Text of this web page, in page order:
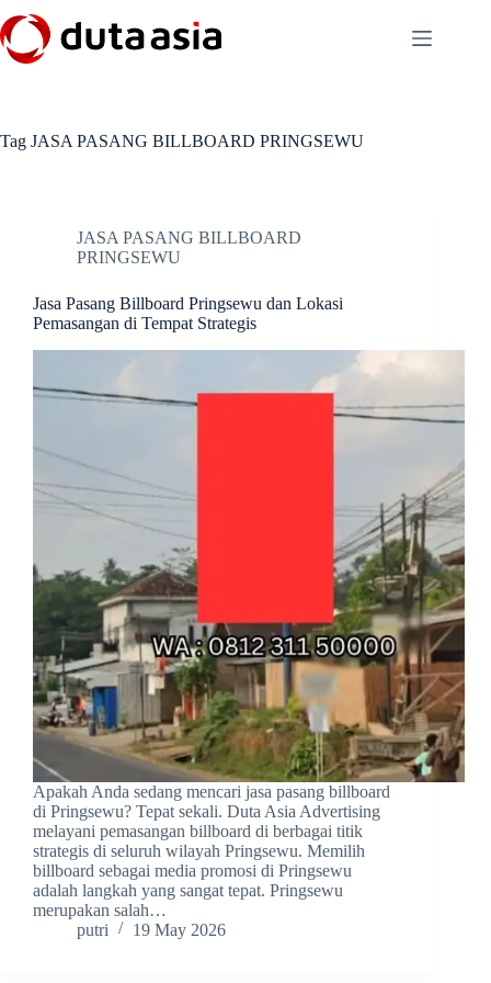
to
content
Tag JASA PASANG BILLBOARD PRINGSEWU
JASA PASANG BILLBOARD
PRINGSEWU
Jasa Pasang Billboard Pringsewu dan Lokasi
Pemasangan di Tempat Strategis
Apakah Anda sedang mencari jasa pasang billboard
di Pringsewu? Tepat sekali. Duta Asia Advertising
melayani pemasangan billboard di berbagai titik
strategis di seluruh wilayah Pringsewu. Memilih
billboard sebagai media promosi di Pringsewu
adalah langkah yang sangat tepat. Pringsewu
merupakan salah…
putri
19 May 2026